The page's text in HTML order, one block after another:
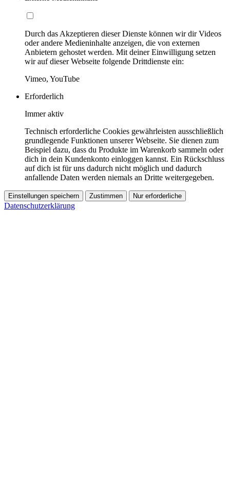
Durch das Akzeptieren dieser Dienste können wir dir Videos
oder andere Medieninhalte anzeigen, die von externen
Anbietern gehostet werden. Mit deiner Einwilligung setzen
wir auf dieser Webseite folgende Drittdienste ein:
Vimeo, YouTube
Erforderlich
Immer aktiv
Technisch erforderliche Cookies gewährleisten ausschließlich
grundlegende Funktionen unserer Webseite. Sie dienen zum
Beispiel dazu, dass du Produkte im Warenkorb sammeln oder
dich in dein Kundenkonto einloggen kannst. Ein Rückschluss
auf dich ist für uns dadurch nicht möglich und dadurch
anfallende Daten werden niemals an Dritte weitergegeben.
Einstellungen speichern Zustimmen Nur erforderliche
Datenschutzerklärung